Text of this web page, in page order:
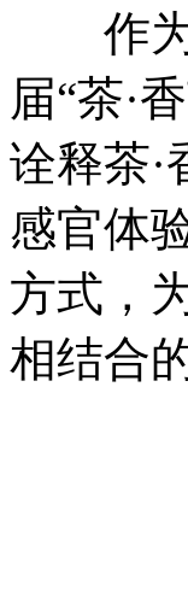
作为
届“茶·
诠释茶
感官体
方式，
相结合